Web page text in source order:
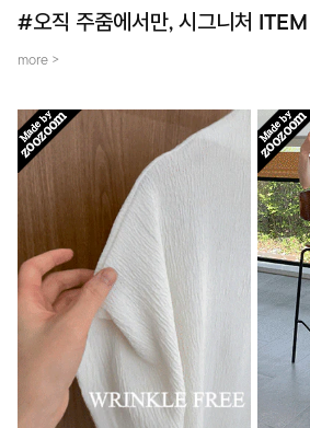
#오직 주줌에서만, 시그니처 ITEM
more >